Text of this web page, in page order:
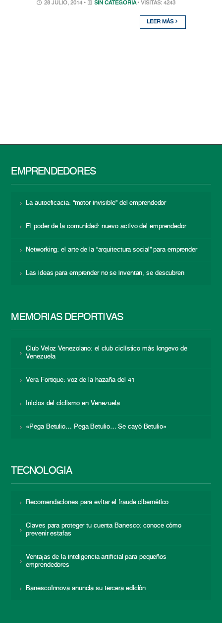
28 JULIO, 2014 • SIN CATEGORÍA • VISITAS: 4243
LEER MÁS
EMPRENDEDORES
La autoeficacia: “motor invisible” del emprendedor
El poder de la comunidad: nuevo activo del emprendedor
Networking: el arte de la “arquitectura social” para emprender
Las ideas para emprender no se inventan, se descubren
MEMORIAS DEPORTIVAS
Club Veloz Venezolano: el club ciclístico más longevo de
Venezuela
Vera Fortique: voz de la hazaña del 41
Inicios del ciclismo en Venezuela
«Pega Betulio… Pega Betulio… Se cayó Betulio»
TECNOLOGÍA
Recomendaciones para evitar el fraude cibernético
Claves para proteger tu cuenta Banesco: conoce cómo
prevenir estafas
Ventajas de la inteligencia artificial para pequeños
emprendedores
BanescoInnova anuncia su tercera edición